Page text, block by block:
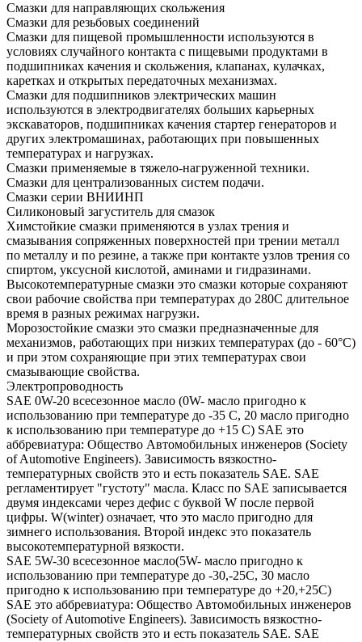
Смазки для направляющих скольжения
Смазки для резьбовых соединений
Смазки для пищевой промышленности используются в
условиях случайного контакта с пищевыми продуктами в
подшипниках качения и скольжения, клапанах, кулачках,
каретках и открытых передаточных механизмах.
Смазки для подшипников электрических машин
используются в электродвигателях больших карьерных
экскаваторов, подшипниках качения стартер генераторов и
других электромашинах, работающих при повышенных
температурах и нагрузках.
Смазки применяемые в тяжело-нагруженной техники.
Смазки для централизованных систем подачи.
Смазки серии ВНИИНП
Силиконовый загуститель для смазок
Химстойкие смазки применяются в узлах трения и
смазывания сопряженных поверхностей при трении металл
по металлу и по резине, а также при контакте узлов трения со
спиртом, уксусной кислотой, аминами и гидразинами.
Высокотемпературные смазки это смазки которые сохраняют
свои рабочие свойства при температурах до 280С длительное
время в разных режимах нагрузки.
Морозостойкие смазки это смазки предназначенные для
механизмов, работающих при низких температурах (до - 60°С)
и при этом сохраняющие при этих температурах свои
смазывающие свойства.
Электропроводность
SAE 0W-20 всесезонное масло (0W- масло пригодно к
использованию при температуре до -35 С, 20 масло пригодно
к использованию при температуре до +15 С) SAE это
аббревиатура: Общество Автомобильных инженеров (Society
of Automotive Engineers). Зависимость вязкостно-
температурных свойств это и есть показатель SAE. SAE
регламентирует "густоту" масла. Класс по SAE записывается
двумя индексами через дефис с буквой W после первой
цифры. W(winter) означает, что это масло пригодно для
зимнего использования. Второй индекс это показатель
высокотемпературной вязкости.
SAE 5W-30 всесезонное масло(5W- масло пригодно к
использованию при температуре до -30,-25С, 30 масло
пригодно к использованию при температуре до +20,+25С)
SAE это аббревиатура: Общество Автомобильных инженеров
(Society of Automotive Engineers). Зависимость вязкостно-
температурных свойств это и есть показатель SAE. SAE